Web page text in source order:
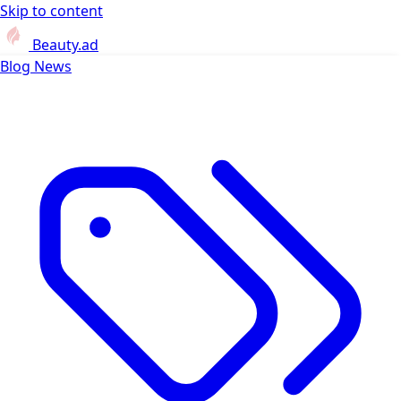
Skip to content
Beauty.ad
Blog News